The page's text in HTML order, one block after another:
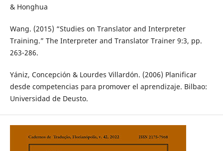
& Honghua
Wang. (2015) “Studies on Translator and Interpreter
Training.” The Interpreter and Translator Trainer 9:3, pp.
263-286.
Yániz, Concepción & Lourdes Villardón. (2006) Planificar
desde competencias para promover el aprendizaje. Bilbao:
Universidad de Deusto.